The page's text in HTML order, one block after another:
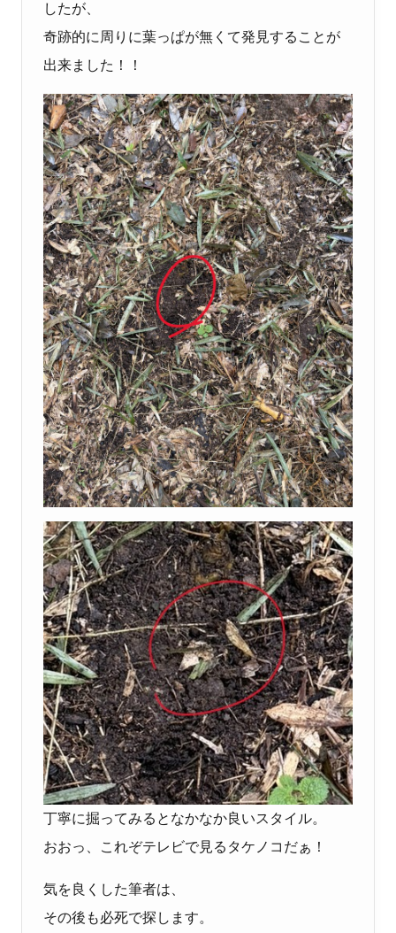
したが、
奇跡的に周りに葉っぱが無くて発見することが
出来ました！！
丁寧に掘ってみるとなかなか良いスタイル。
おおっ、これぞテレビで見るタケノコだぁ！
気を良くした筆者は、
その後も必死で探します。